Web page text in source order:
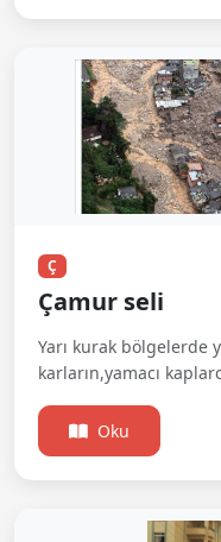
Ç
Çamur seli
Yarı kurak bölgelerde
karların,yamacı
Oku